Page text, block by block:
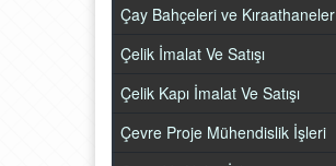
Çay Bahçeleri ve Kıraathaneler
Çelik İmalat Ve Satışı
Çelik Kapı İmalat Ve Satışı
Çevre Proje Mühendislik İşleri